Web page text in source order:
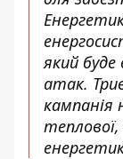
який буде
атак.
кампанія